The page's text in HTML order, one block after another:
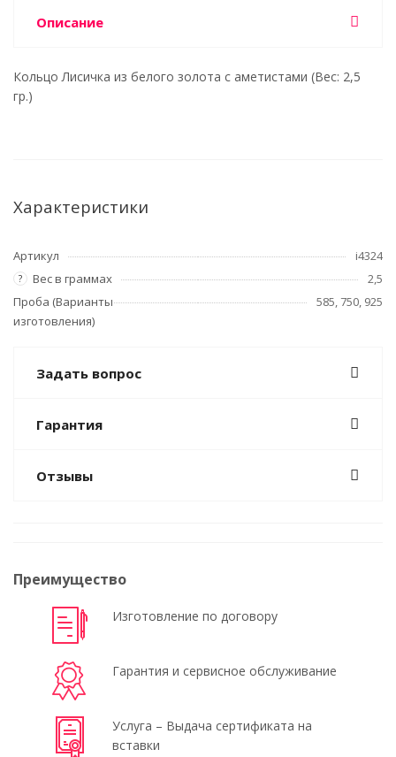
Описание
Кольцо Лисичка из белого золота с аметистами (Вес: 2,5
гр.)
Характеристики
Артикул i4324
? Вес в граммах
2,5
Проба (Варианты
изготовления)
585, 750, 925
Задать вопрос
Гарантия
Отзывы
Преимущество
Изготовление по договору
Гарантия и сервисное обслуживание
Услуга – Выдача сертификата на
вставки